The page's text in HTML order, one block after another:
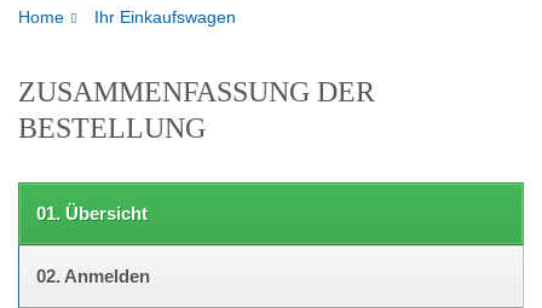
Home Ihr Einkaufswagen
ZUSAMMENFASSUNG DER
BESTELLUNG
01. Übersicht
02. Anmelden